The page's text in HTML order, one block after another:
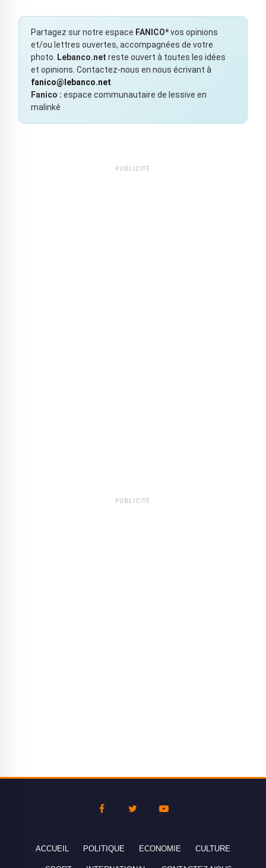
Partagez sur notre espace FANICO*vos opinions
et/ou lettres ouvertes, accompagnées de votre
photo.
Lebanco.net reste ouvert à toutes les idées
et opinions. Contactez-nous en nous écrivant à
fanico@lebanco.net
Fanico : espace communautaire de lessive en
malinké
PUBLICITÉ
PUBLICITÉ
ACCUEIL POLITIQUE ECONOMIE CULTURE